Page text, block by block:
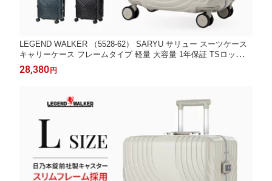
LEGEND WALKER （5528-62） SARYU サリュー スーツケース
キャリーケース フレームタイプ 軽量 大容量 1年保証 TSロック
日乃本錠前社製 静音ダブルキャスター USBポート シンプル エレ
ガント 出張 女子旅 防災 Mサイズ 5〜7泊 あす楽 送料無料
28,380円